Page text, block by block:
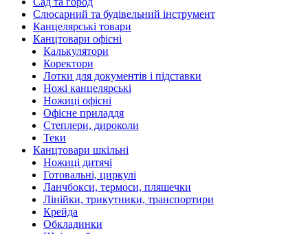
Слюсарний та будівельний інструмент
Канцелярські товари
Канцтовари офісні
Калькулятори
Коректори
Лотки для документів і підставки
Ножі канцелярські
Ножиці офісні
Офісне приладдя
Степлери, дироколи
Теки
Канцтовари шкільні
Ножиці дитячі
Готовальні, циркулі
Ланчбокси, термоси, пляшечки
Лінійки, трикутники, транспортири
Крейда
Обкладинки